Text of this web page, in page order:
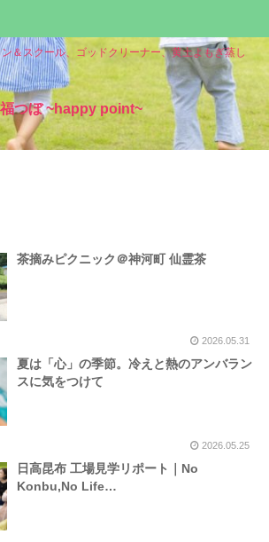
＆スクール、ゴッドクリーナー、黄土よもぎ蒸し
福つぼ ~happy point~
茶摘みピクニック＠神河町 仙霊茶
2026.05.31
夏は「心」の季節。冷えと熱のアンバラン
スに気をつけて
2026.05.25
日高昆布 工場見学リポート｜No
Konbu,No Life…